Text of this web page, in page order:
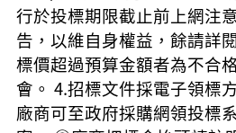
行於投標期限截止前上網注
告，以維自身權益，餘請詳
標價超過預算金額者為不合
會。 4.招標文件採電子領標
廠商可至政府採購網領投標